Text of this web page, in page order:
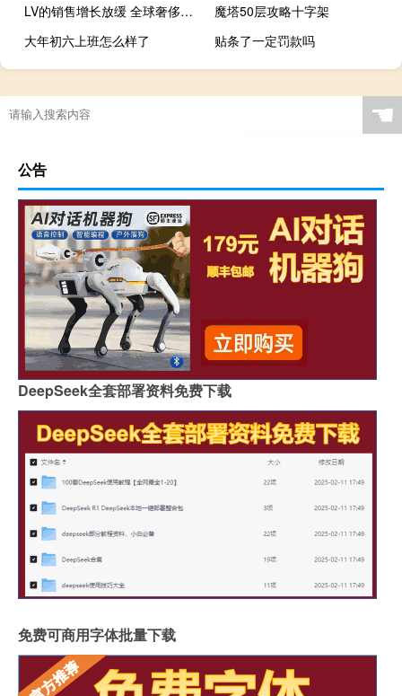
LV的销售增长放缓 全球奢侈品需求降温
魔塔50层攻略十字架
大年初六上班怎么样了
贴条了一定罚款吗
☚
公告
DeepSeek全套部署资料免费下载
免费可商用字体批量下载